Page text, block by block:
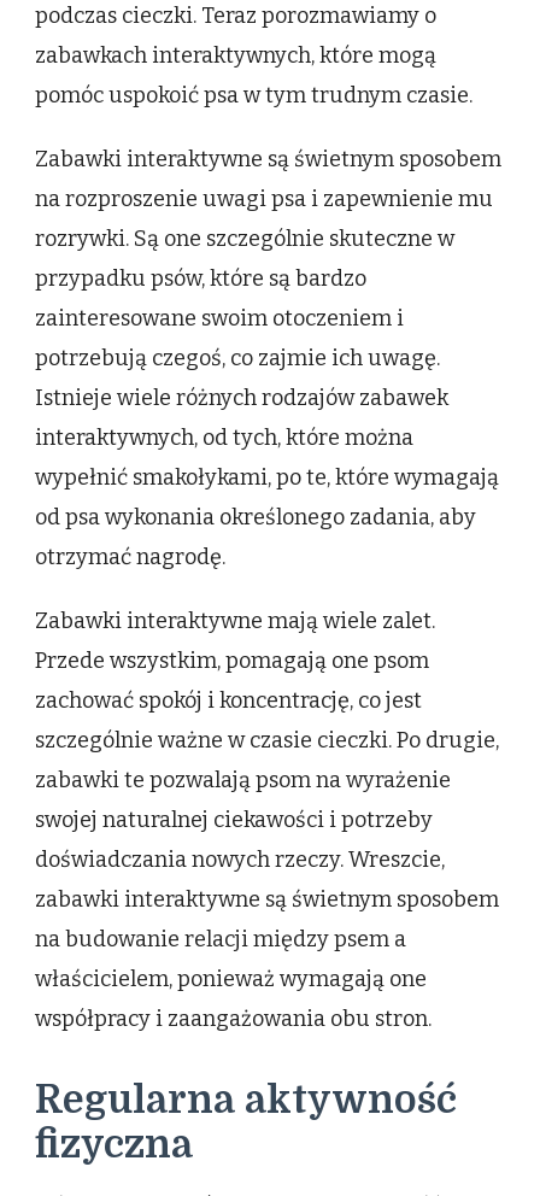
podczas cieczki. Teraz porozmawiamy o
zabawkach interaktywnych, które mogą
pomóc uspokoić psa w tym trudnym czasie.
Zabawki interaktywne są świetnym sposobem
na rozproszenie uwagi psa i zapewnienie mu
rozrywki. Są one szczególnie skuteczne w
przypadku psów, które są bardzo
zainteresowane swoim otoczeniem i
potrzebują czegoś, co zajmie ich uwagę.
Istnieje wiele różnych rodzajów zabawek
interaktywnych, od tych, które można
wypełnić smakołykami, po te, które wymagają
od psa wykonania określonego zadania, aby
otrzymać nagrodę.
Zabawki interaktywne mają wiele zalet.
Przede wszystkim, pomagają one psom
zachować spokój i koncentrację, co jest
szczególnie ważne w czasie cieczki. Po drugie,
zabawki te pozwalają psom na wyrażenie
swojej naturalnej ciekawości i potrzeby
doświadczania nowych rzeczy. Wreszcie,
zabawki interaktywne są świetnym sposobem
na budowanie relacji między psem a
właścicielem, ponieważ wymagają one
współpracy i zaangażowania obu stron.
Regularna aktywność
fizyczna